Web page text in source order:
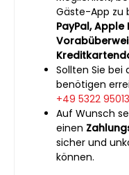
Gäste-App zu
PayPal, Apple
Sollten Sie bei
benötigen
+49 5322
Auf Wunsch
einen
sicher und
können.